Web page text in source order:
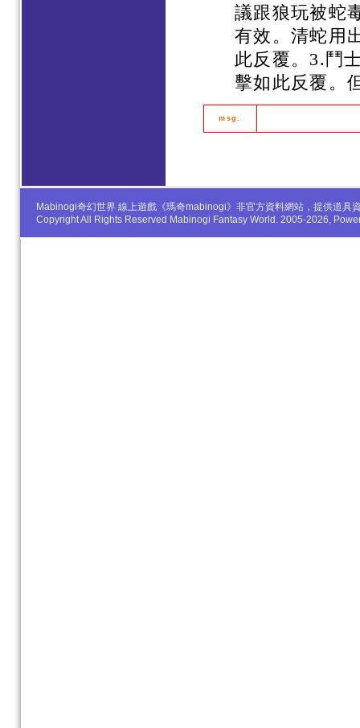
議跟狼玩被蛇
有效。清蛇用
此反覆。3.鬥
擊如此反覆。
msg.
Mabinogi奇幻世界 線上遊戲《瑪奇mabinogi》非官方資料網站，提供道具
Copyright All Rights Reserved Mabinogi Fantasy World. 2005-2026,